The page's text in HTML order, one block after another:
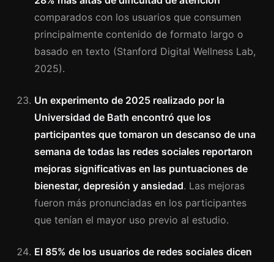
comparados con los usuarios que consumen
principalmente contenido de formato largo o
basado en texto (Stanford Digital Wellness Lab,
2025).
Un experimento de 2025 realizado por la
Universidad de Bath encontró que los
participantes que tomaron un descanso de una
semana de todas las redes sociales reportaron
mejoras significativas en las puntuaciones de
bienestar, depresión y ansiedad. Las mejoras
fueron más pronunciadas en los participantes
que tenían el mayor uso previo al estudio.
El 85% de los usuarios de redes sociales dicen